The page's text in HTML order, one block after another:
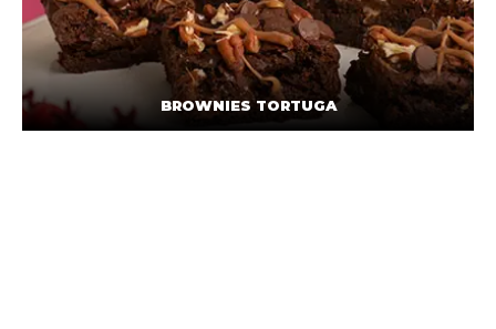
BROWNIES TORTUGA